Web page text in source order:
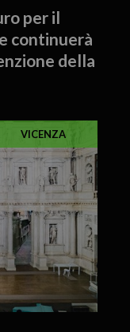
per il
continuerà
della
VICENZA